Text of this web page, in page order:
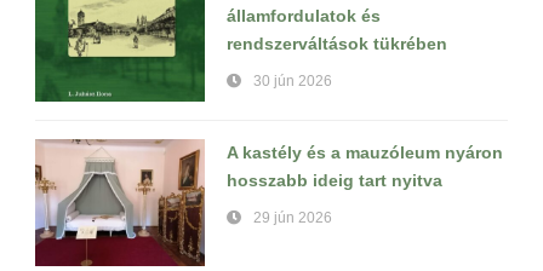
államfordulatok és
rendszerváltások tükrében
30 jún 2026
A kastély és a mauzóleum nyáron
hosszabb ideig tart nyitva
29 jún 2026